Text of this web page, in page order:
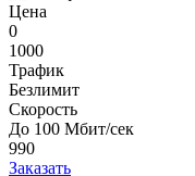
Цена
0
1000
Трафик
Безлимит
Скорость
До 100 Мбит/сек
990
Заказать